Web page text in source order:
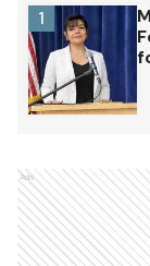
1
Ads